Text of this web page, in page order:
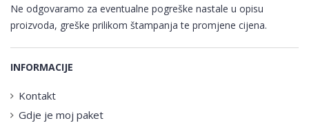
Ne odgovaramo za eventualne pogreške nastale u opisu
proizvoda, greške prilikom štampanja te promjene cijena.
INFORMACIJE
Kontakt
Gdje je moj paket